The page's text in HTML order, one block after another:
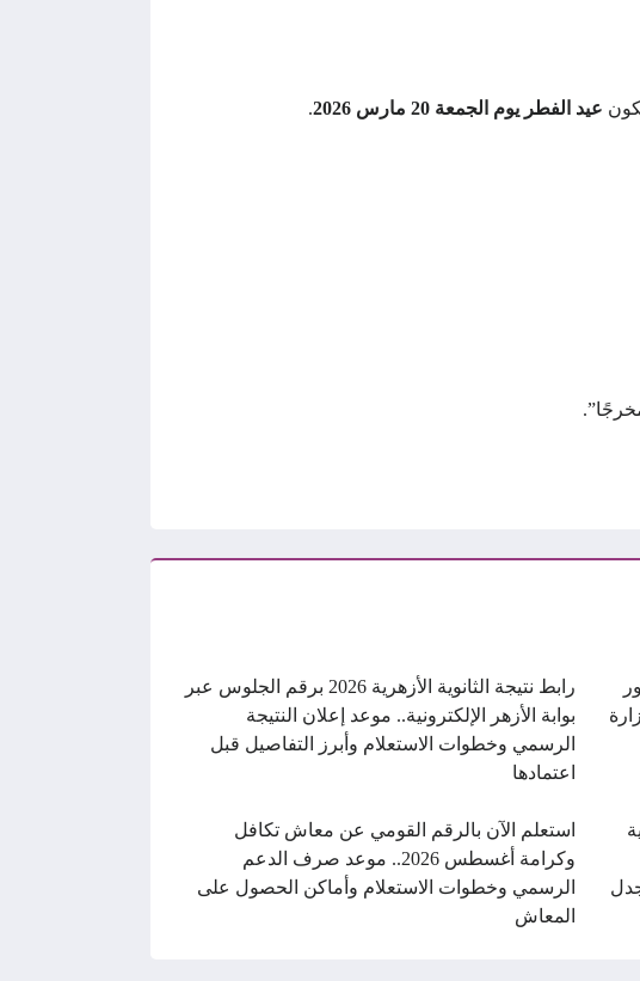
عيد الفطر يوم الجمعة 20 مارس 2026 .
رابط نتيجة الثانوية الأزهرية 2026 برقم الجلوس عبر
بوابة الأزهر الإلكترونية.. موعد إعلان النتيجة
الرسمي وخطوات الاستعلام وأبرز التفاصيل قبل
اعتمادها
استعلم الآن بالرقم القومي عن معاش تكافل
وكرامة أغسطس 2026.. موعد صرف الدعم
الرسمي وخطوات الاستعلام وأماكن الحصول على
المعاش